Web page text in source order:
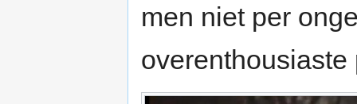
men niet per
overenthousiaste